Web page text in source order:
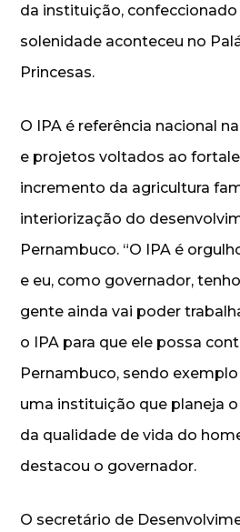
da instituição, confeccionado
solenidade aconteceu no
Princesas.
O IPA é referência nacional
e projetos voltados ao
incremento da agricultura
interiorização do
Pernambuco. “O IPA é
e eu, como governador,
gente ainda vai poder
o IPA para que ele possa
Pernambuco, sendo
uma instituição que planeja
da qualidade de vida do
destacou o governador.
O secretário de